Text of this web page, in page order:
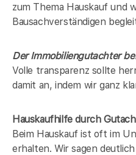
zum Thema Hauskauf und
Bausachverständigen
Der Immobiliengutachter
Volle transparenz sollte
damit an, indem wir ganz
Hauskaufhilfe durch
Beim Hauskauf ist oft im
erhalten. Wir sagen